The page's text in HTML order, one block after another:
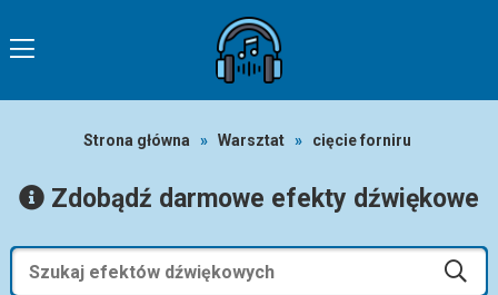
Strona główna » Warsztat » cięcie forniru
Zdobądź darmowe efekty dźwiękowe